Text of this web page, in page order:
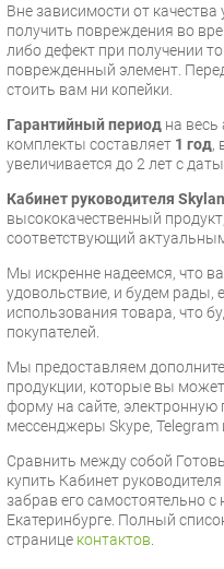
Вне зависимости от
получить повреждения во
либо дефект при получении
поврежденный элемент.
стоить вам ни копейки.
Гарантийный период на весь
комплекты составляет 1 год,
увеличивается до 2 лет с
Кабинет руководителя
высококачественный
соответствующий
Мы искренне надеемся, что
удовольствие, и будем рады,
использования товара, что
покупателей.
Мы предоставляем
продукции, которые вы
форму на сайте, электронную
мессенджеры Skype, Telegram
Cравнить между собой
купить Кабинет
забрав его самостоятельно
Екатеринбурге. Полный
странице контактов